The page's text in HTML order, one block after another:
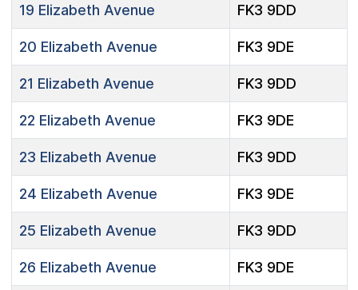
19 Elizabeth Avenue FK3 9DD
20 Elizabeth Avenue FK3 9DE
21 Elizabeth Avenue FK3 9DD
22 Elizabeth Avenue FK3 9DE
23 Elizabeth Avenue FK3 9DD
24 Elizabeth Avenue FK3 9DE
25 Elizabeth Avenue FK3 9DD
26 Elizabeth Avenue FK3 9DE